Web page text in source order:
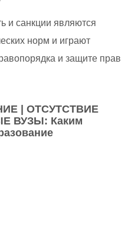
и санкции являются
норм и играют
и защите прав
| ОТСУТСТВИЕ
ВУЗЫ: Каким